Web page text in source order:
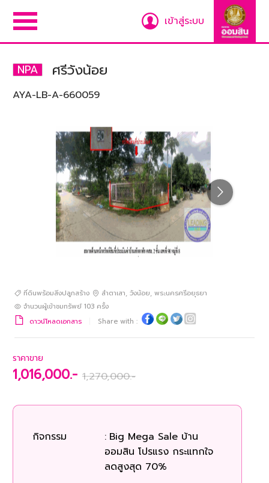
เข้าสู่ระบบ
NPA ศรีวังน้อย
AYA-LB-A-660059
ที่ดินพร้อมสิ่งปลูกสร้าง ลำตาเสา, วังน้อย,พระนครศรีอยุธยา
จำนวนผู้เข้าชมทรัพย์ 103 ครั้ง
ดาวน์โหลดเอกสาร
Share with :
ราคาขาย
1,016,000.- 1,270,000.-
กิจกรรม : Big Mega Sale บ้าน
ออมสิน โปรแรง กระแทกใจ
ลดสูงสุด 70%